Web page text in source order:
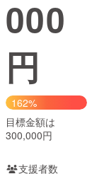
Creation
ミュニティ
000
円
162%
目標金額は
300,000円
支援者数